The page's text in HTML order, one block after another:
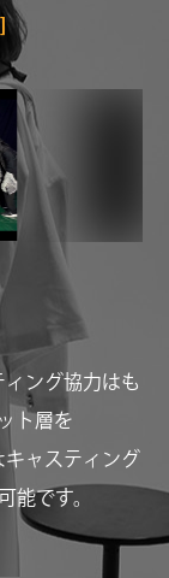
ング協力はも
ト層を
キャスティング
能です。